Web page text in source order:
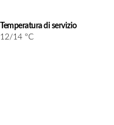
Temperatura di servizio
12/14 °C